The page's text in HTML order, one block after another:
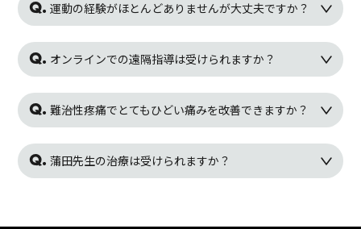
運動の経験がほとんどありませんが大丈夫ですか？
オンラインでの遠隔指導は受けられますか？
難治性疼痛でとてもひどい痛みを改善できますか？
蒲田先生の治療は受けられますか？